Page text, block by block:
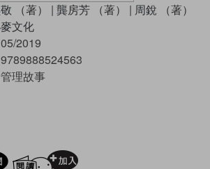
（著） | 龔房芳 （著） | 周銳 （著）
文化
05/2019
9789888524563
理故事
試閲